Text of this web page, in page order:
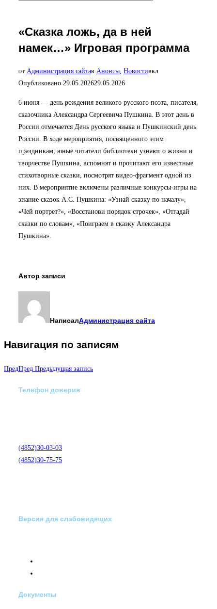
«Сказка ложь, да в ней
намек…» Игровая программа
от Администрация сайтав Анонсы, Новостивкл
Опубликовано 29.05.202629.05.2026
6 июня — день рождения великого русского поэта, писателя,
сказочника Александра Сергеевича Пушкина. В этот день в
России отмечается День русского языка и Пушкинский день
России. В ходе мероприятия, посвященного этим
праздникам, юные читатели библиотеки узнают о жизни и
творчестве Пушкина, вспомнят и прочитают его известные
стихотворные сказки, посмотрят видео-фрагмент одной из
них. В мероприятие включены различные конкурсы-игры на
знание сказок А.С. Пушкина: «Узнай сказку по началу»,
«Чей портрет?», «Восстанови порядок строчек», «Отгадай
сказки по словам», «Поиграем в сказку Александра
Пушкина».
Автор записи
НаписалАдминистрация сайта
Навигация по записям
ПредПред Предыдущая запись
Телефон доверия
(4852)30-03-03
(4852)30-75-75
Версия для слабовидящих
Документы